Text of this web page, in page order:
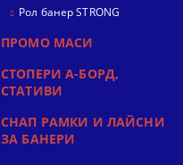
Рол банер STRONG
ПРОМО МАСИ
СТОПЕРИ А-БОРД,
СТАТИВИ
СНАП РАМКИ И ЛАЙСНИ
ЗА БАНЕРИ